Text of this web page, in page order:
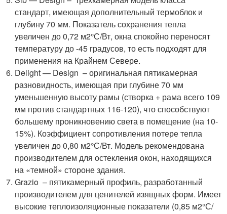
стандарт, имеющая дополнительный термоблок и
глубину 70 мм. Показатель сохранения тепла
увеличен до 0,72 м2°С/Вт, окна спокойно переносят
температуру до -45 градусов, то есть подходят для
применения на Крайнем Севере.
Delight — Design – оригинальная пятикамерная
разновидность, имеющая при глубине 70 мм
уменьшенную высоту рамы (створка + рама всего 109
мм против стандартных 116-120), что способствуют
большему проникновению света в помещение (на 10-
15%). Коэффициент сопротивления потере тепла
увеличен до 0,80 м2°С/Вт. Модель рекомендована
производителем для остекления окон, находящихся
на «темной» стороне здания.
Grazio – пятикамерный профиль, разработанный
производителем для ценителей изящных форм. Имеет
высокие теплоизоляционные показатели (0,85 м2°С/